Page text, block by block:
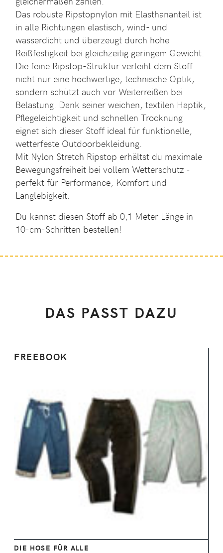
Das robuste Ripstopnylon mit Elasthananteil ist
in alle Richtungen elastisch, wind- und
wasserdicht und überzeugt durch hohe
Reißfestigkeit bei gleichzeitig geringem Gewicht.
Die feine Ripstop-Struktur verleiht dem Stoff
nicht nur eine hochwertige, technische Optik,
sondern schützt auch vor Weiterreißen bei
Belastung. Dank seiner weichen, textilen Haptik,
Pflegeleichtigkeit und schnellen Trocknung
eignet sich dieser Stoff ideal für funktionelle,
wetterfeste Outdoorbekleidung.
Mit Nylon Stretch Ripstop erhältst du maximale
Bewegungsfreiheit bei vollem Wetterschutz -
perfekt für Performance, Komfort und
Langlebigkeit.
Du kannst diesen Stoff ab 0,1 Meter Länge in
10-cm-Schritten bestellen!
DAS PASST DAZU
FREEBOOK
Ansehen
DIE HOSE FÜR ALLE